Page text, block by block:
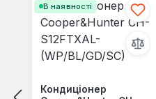
В наявності
Кондиціонер